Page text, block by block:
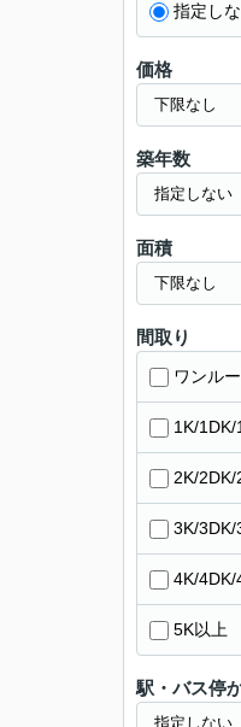
指定し
価格
築年数
面積
間取り
ワンル
1K/1DK/
2K/2DK/
3K/3DK/
4K/4DK/
5K以上
駅・バス停